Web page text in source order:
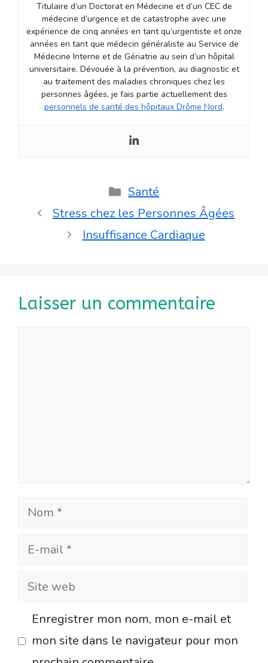
Titulaire d’un Doctorat en Médecine et d’un CEC de
médecine d’urgence et de catastrophe avec une
expérience de cinq années en tant qu’urgentiste et onze
années en tant que médecin généraliste au Service de
Médecine Interne et de Gériatrie au sein d’un hôpital
universitaire. Dévouée à la prévention, au diagnostic et
au traitement des maladies chroniques chez les
personnes âgées, je fais partie actuellement des
personnels de santé des hôpitaux Drôme Nord.
Catégories
Santé
Stress chez les Personnes Âgées
Insuffisance Cardiaque
Laisser un commentaire
Nom
E-
Site
Enregistrer mon nom, mon e-mail et
mon site dans le navigateur pour mon